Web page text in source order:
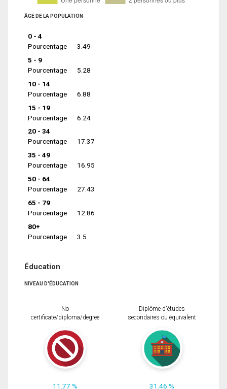
ÂGE DE LA POPULATION
0 - 4
Pourcentage
3.49
5 - 9
Pourcentage
5.28
10 - 14
Pourcentage
6.88
15 - 19
Pourcentage
6.24
20 - 34
Pourcentage
17.37
35 - 49
Pourcentage
16.95
50 - 64
Pourcentage
27.43
65 - 79
Pourcentage
12.86
80+
Pourcentage
3.5
Éducation
NIVEAU D'ÉDUCATION
No
certificate/diploma/degree
11.77 %
Diplôme d'études
secondaires ou équivalent
31.46 %